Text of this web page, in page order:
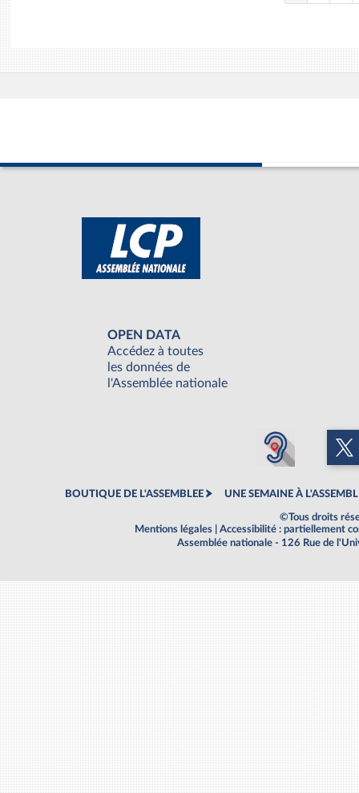
OPEN DATA
Accédez à toutes
les données de
l'Assemblée nationale
BOUTIQUE DE L'ASSEMBLEE UNE SEMAINE À
©Tous droits
Mentions légales
Accessibilité : partiellement
Assemblée nationale - 126 Rue de